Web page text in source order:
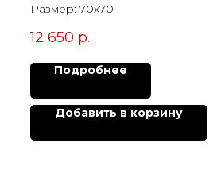
Размер: 70х70
12 650 р.
Подробнее
Добавить в корзину